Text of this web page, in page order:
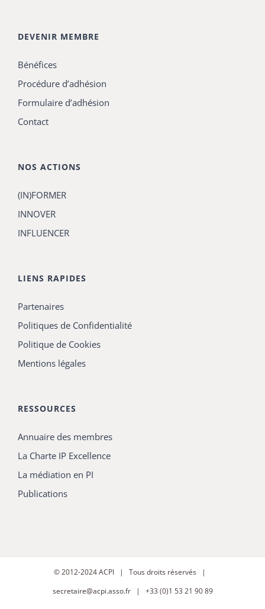
DEVENIR MEMBRE
Bénéfices
Procédure d’adhésion
Formulaire d’adhésion
Contact
NOS ACTIONS
(IN)FORMER
INNOVER
INFLUENCER
LIENS RAPIDES
Partenaires
Politiques de Confidentialité
Politique de Cookies
Mentions légales
RESSOURCES
Annuaire des membres
La Charte IP Excellence
La médiation en PI
Publications
© 2012-2024ACPI | Tous droits réservés |
secretaire@acpi.asso.fr| +33 (0)1 53 21 90 89